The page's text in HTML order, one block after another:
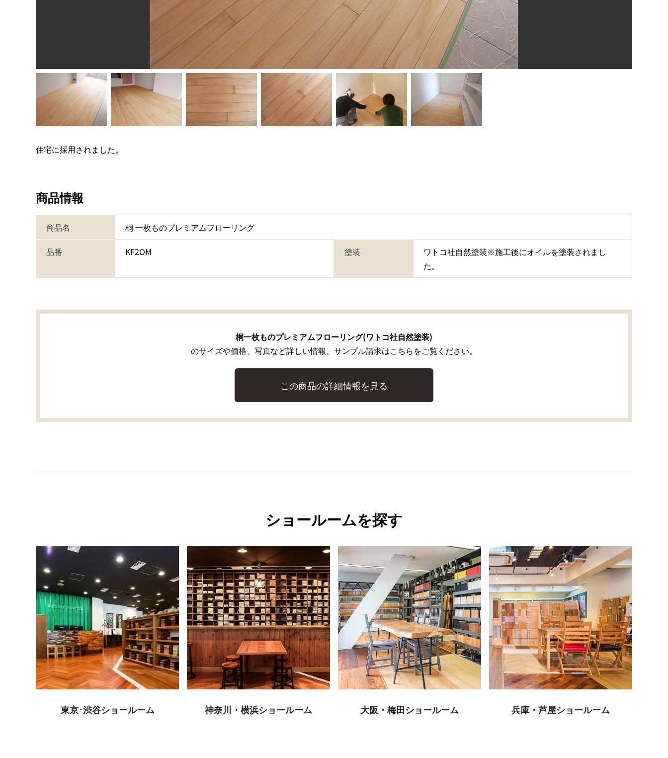
住宅に採用されました。
商品情報
商品名 桐 一枚ものプレミアムフローリング
品番 KF2OM 塗装
ワトコ社自然塗装※施工後にオイルを塗装されまし
た。
桐一枚ものプレミアムフローリング(ワトコ社自然塗装)
のサイズや価格、写真など詳しい情報、サンプル請求はこちらをご覧ください。
この商品の詳細情報を見る
ショールームを探す
東京･渋谷ショールーム 神奈川・横浜ショールーム 大阪・梅田ショールーム 兵庫・芦屋ショールーム